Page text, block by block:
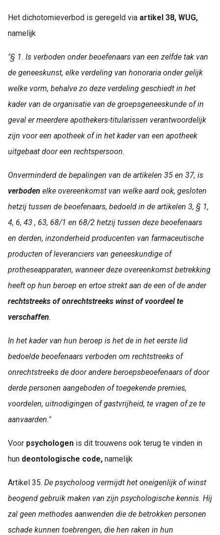
Het dichotomieverbod is geregeld via artikel 38, WUG,
namelijk
"§ 1. Is verboden onder beoefenaars van een zelfde tak van
de geneeskunst, elke verdeling van honoraria onder gelijk
welke vorm, behalve zo deze verdeling geschiedt in het
kader van de organisatie van de groepsgeneeskunde of in
geval er meerdere apothekers-titularissen verantwoordelijk
zijn voor een apotheek of in het kader van een apotheek
uitgebaat door een rechtspersoon.
Onverminderd de bepalingen van de artikelen 35 en 37, is
verboden elke overeenkomst van welke aard ook, gesloten
hetzij tussen de beoefenaars, bedoeld in de artikelen 3, § 1,
4, 6, 43 , 63, 68/1 en 68/2 hetzij tussen deze beoefenaars
en derden, inzonderheid producenten van farmaceutische
producten of leveranciers van geneeskundige of
protheseapparaten, wanneer deze overeenkomst betrekking
heeft op hun beroep en ertoe strekt aan de een of de ander
rechtstreeks of onrechtstreeks winst of voordeel te
verschaffen.
In het kader van hun beroep is het de in het eerste lid
bedoelde beoefenaars verboden om rechtstreeks of
onrechtstreeks de door andere beroepsbeoefenaars of door
derde personen aangeboden of toegekende premies,
voordelen, uitnodigingen of gastvrijheid, te vragen of ze te
aanvaarden."
Voor psychologen is dit trouwens ook terug te vinden in
hun deontologische code, namelijk
Artikel 35. De psycholoog vermijdt het oneigenlijk of winst
beogend gebruik maken van zijn psychologische kennis. Hij
zal geen methodes aanwenden die de betrokken personen
schade kunnen toebrengen, die hen raken in hun